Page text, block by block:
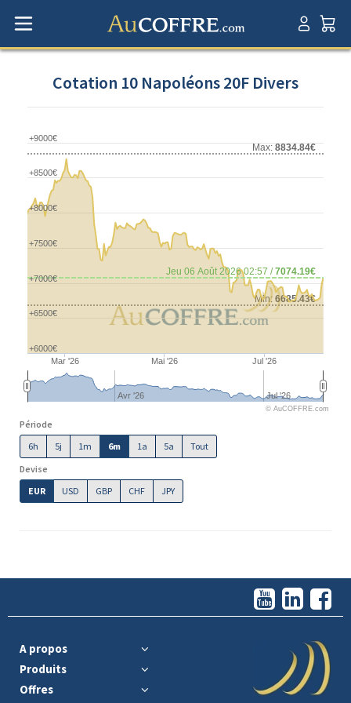
Cotation 10 Napoléons 20F Divers
Min: 6685.43€
Max: 8834.84€
Jeu 06 Août 2026 02:57 /7074.19€
Mar '26 Mai '26 Jul '26
Avr '26 Jul '26
+6000€
+6500€
+7000€
+7500€
+8000€
+8500€
+9000€
© AuCOFFRE.com
Période
6h
5j 1m 6m 1a 5a
Tout
Devise
EUR
USD GBP CHF JPY
A propos
Produits
Offres